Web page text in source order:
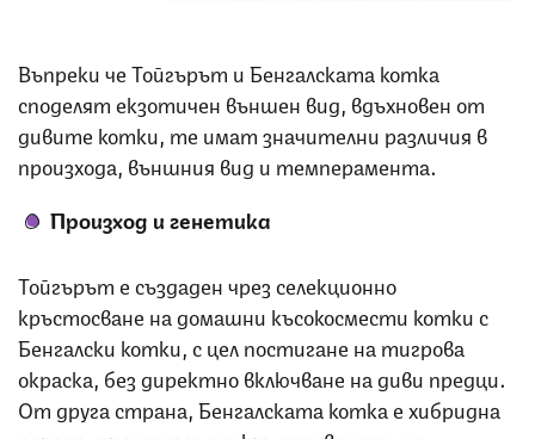
Въпреки че Тойгърът и Бенгалската котка
споделят екзотичен външен вид, вдъхновен от
дивите котки, те имат значителни различия в
произхода, външния вид и темперамента.
Произход и генетика
Тойгърът е създаден чрез селекционно
кръстосване на домашни късокосмести котки с
Бенгалски котки, с цел постигане на тигрова
окраска, без директно включване на диви предци.
От друга страна, Бенгалската котка е хибридна